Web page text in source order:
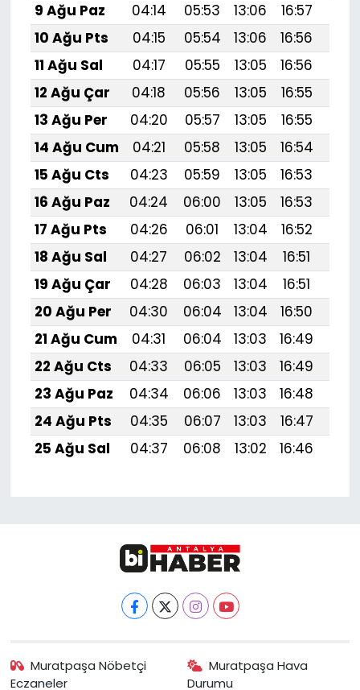
9 Ağu Paz
04:14 05:53 13:06 16:57
10 Ağu Pts
04:15 05:54 13:06 16:56
11 Ağu Sal
04:17 05:55 13:05 16:56
12 Ağu Çar
04:18 05:56 13:05 16:55
13 Ağu Per
04:20 05:57 13:05 16:55
14 Ağu Cum
04:21 05:58 13:05 16:54
15 Ağu Cts
04:23 05:59 13:05 16:53
16 Ağu Paz
04:24 06:00 13:05 16:53
17 Ağu Pts
04:26 06:01 13:04 16:52
18 Ağu Sal
04:27 06:02 13:04 16:51
19 Ağu Çar
04:28 06:03 13:04 16:51
20 Ağu Per
04:30 06:04 13:04 16:50
21 Ağu Cum
04:31 06:04 13:03 16:49
22 Ağu Cts
04:33 06:05 13:03 16:49
23 Ağu Paz
04:34 06:06 13:03 16:48
24 Ağu Pts
04:35 06:07 13:03 16:47
25 Ağu Sal
04:37 06:08 13:02 16:46
Muratpaşa Nöbetçi
Eczaneler
Muratpaşa Hava
Durumu